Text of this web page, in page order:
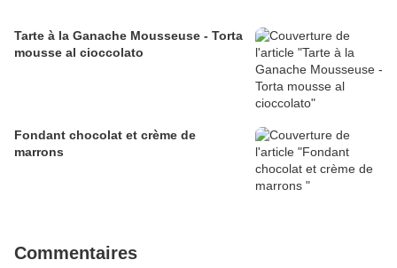
Tarte à la Ganache Mousseuse - Torta
mousse al cioccolato
Fondant chocolat et crème de
marrons
Commentaires